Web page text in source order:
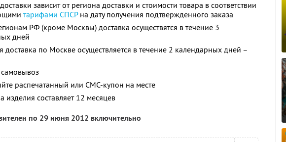
зависит от региона доставки и стоимости товара в соответствии
тарифами СПСРна дату получения подтвержденного заказа
РФ (кроме Москвы) доставка осуществятся в течение 3
дней
доставка по Москве осуществляется в течение 2 календарных дней –
распечатанный или СМС-купон на месте
изделия составляет 12 месяцев
по 29 июня 2012 включительно